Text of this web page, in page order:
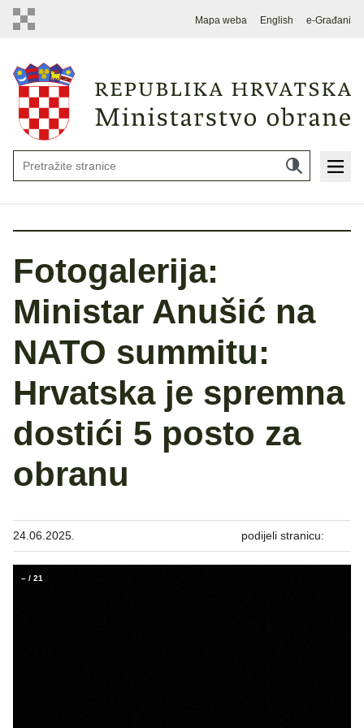
Mapa weba English e-Građani
Fotogalerija:
Ministar Anušić na
NATO summitu:
Hrvatska je spremna
dostići 5 posto za
obranu
24.06.2025. podijeli stranicu:
– / 21